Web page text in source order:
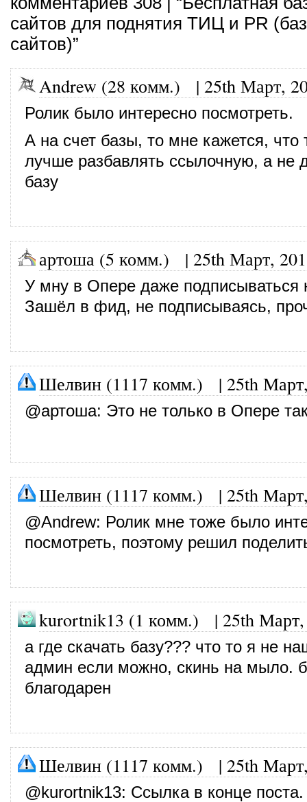
сайтов для поднятия ТИЦ и PR
сайтов)”
Andrew (28 комм.) | 25th Март,
Ролик было интересно посмотреть.
А на счет базы, то мне кажется,
лучше разбавлять ссылочную, а не
базу
артоша (5 комм.) | 25th Март,
У мну в Опере даже подписываться
Зашёл в фид, не подписываясь,
Шелвин (1117 комм.) | 25th
@артоша: Это не только в Опере
Шелвин (1117 комм.) | 25th
@Andrew: Ролик мне тоже было
посмотреть, поэтому решил
kurortnik13 (1 комм.) | 25th
а где скачать базу??? что то я не
админ если можно, скинь на мыло.
благодарен
Шелвин (1117 комм.) | 25th
@kurortnik13: Ссылка в конце